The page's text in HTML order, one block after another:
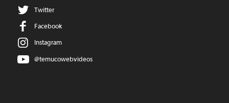
Twitter
Facebook
Instagram
@temucowebvideos